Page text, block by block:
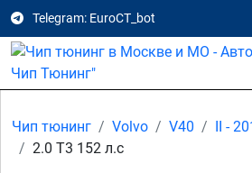
Telegram: EuroCT_bot
Чип тюнинг Volvo V40
II -
2.0 T3 152 л.с